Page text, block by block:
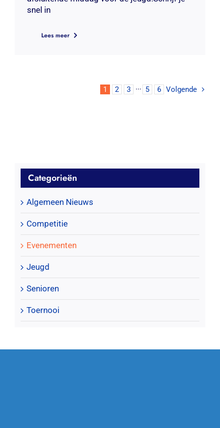
snel in
Lees meer
1 2 3 ··· 5 6 Volgende
Categorieën
Algemeen Nieuws
Competitie
Evenementen
Jeugd
Senioren
Toernooi